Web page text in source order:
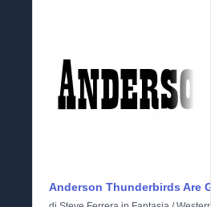
Anderson Thunderbirds Are